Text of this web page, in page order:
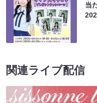
当
関連ライブ配信